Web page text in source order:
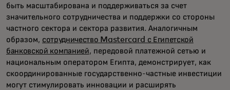
быть масштабирована и поддерживаться за счет
значительного сотрудничества и поддержки со стороны
частного сектора и сектора развития. Аналогичным
образом, сотрудничество Mastercard с Египетской
банковской компанией, передовой платежной сетью и
национальным оператором Египта, демонстрирует, как
скоординированные государственно-частные инвестиции
могут стимулировать инновации и расширять